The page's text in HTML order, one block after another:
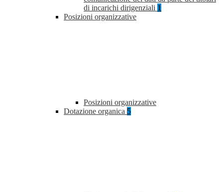
di incarichi dirigenziali 1
Posizioni organizzative
Posizioni organizzative
Dotazione organica 5